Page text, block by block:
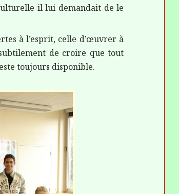
il lui demandait de le
à l’esprit, celle d’œuvrer à
de croire que tout
toujours disponible.